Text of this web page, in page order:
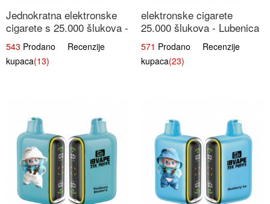
Jednokratna elektronske
cigarete s 25.000 šlukova -
Mango & Ananas |
Egzotična Voćna
Mješavina
543 Prodano Recenzije
kupaca(13)
elektronske cigarete
25.000 šlukova - Lubenica
Led | Osježavajući Ljetni
Okus
571 Prodano Recenzije
kupaca(23)